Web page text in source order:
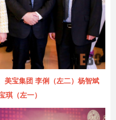
美宝集团 李俐（左二）杨智斌
琪（左一）